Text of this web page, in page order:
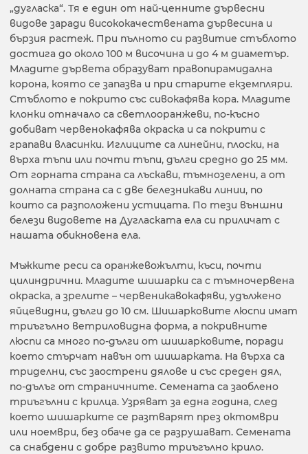
„дугласка“. Тя е един от най-ценните дървесни
видове заради висококачествената дървесина и
бързия растеж. При пълното си развитие стъблото
достига до около 100 м височина и до 4 м диаметър.
Младите дървета образуват правопирамидална
корона, която се запазва и при старите екземпляри.
Стъблото е покрито със сивокафява кора. Младите
клонки отначало са светлооранжеви, по-късно
добиват червенокафява окраска и са покрити с
грапави власинки. Иглиците са линейни, плоски, на
върха тъпи или почти тъпи, дълги средно до 25 мм.
От горната страна са лъскави, тъмнозелени, а от
долната страна са с две белезникави линии, по
които са разположени устицата. По тези външни
белези видовете на Дугласката ела си приличат с
нашата обикновена ела.
Мъжките реси са оранжевожълти, къси, почти
цилиндрични. Младите шишарки са с тъмночервена
окраска, а зрелите – червеникавокафяви, удължено
яйцевидни, дълги до 10 см. Шишарковите люспи имат
триъгълно ветриловидна форма, а покривните
люспи са много по-дълги от шишарковите, поради
което стърчат навън от шишарката. На върха са
триделни, със заострени дялове и със среден дял,
по-дълъг от страничните. Семената са заоблено
триъгълни с крилца. Узряват за една година, след
което шишарките се разтварят през октомври
или ноември, без обаче да се разрушават. Семената
са снабдени с добре развито триъгълно крило.